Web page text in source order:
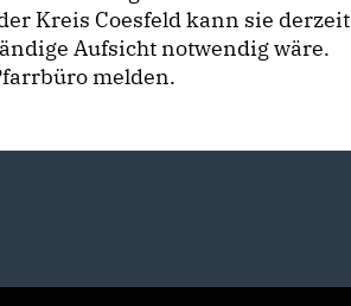
Kreis Coesfeld kann sie derzeit
Aufsicht notwendig wäre.
melden.